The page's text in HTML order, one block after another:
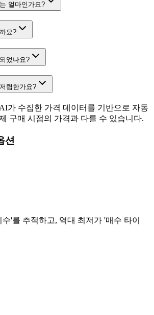
얼마인가요?
요?
었나요?
렴한가요?
가 수집한 가격 데이터를 기반으로 자동
구매 시점의 가격과 다를 수 있습니다.
션
'를 추적하고, 역대 최저가 '매수 타이